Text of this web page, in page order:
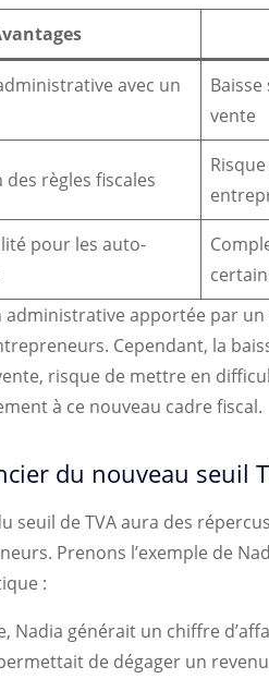
avec un
vente
règles fiscales
pour les auto-
administrative apportée par
Cependant, la
risque de mettre en
à ce nouveau cadre fiscal.
du nouveau seuil
seuil de TVA aura des
Prenons l’exemple de
:
Nadia générait un chiffre
de dégager un